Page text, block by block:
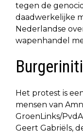
tegen de
daadwerkelijke
Nederlandse
wapenhandel
Het protest is
mensen van
GroenLinks/
Geert Gabriëls,